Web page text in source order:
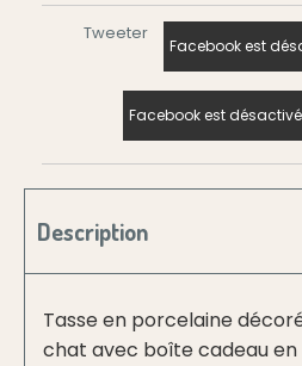
Tweeter
Facebook est
Facebook est
Description
Tasse en porcelaine
chat avec boîte cadeau